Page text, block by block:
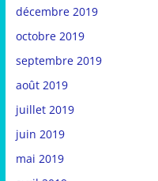
décembre 2019
octobre 2019
septembre 2019
août 2019
juillet 2019
juin 2019
mai 2019